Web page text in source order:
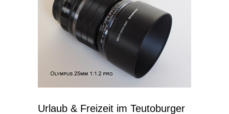
Urlaub & Freizeit im Teutoburger